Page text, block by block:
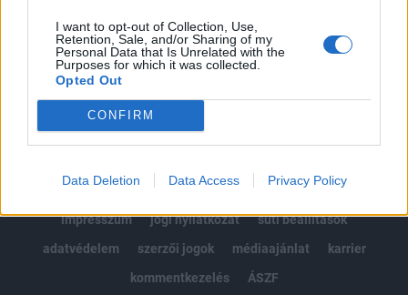
I want to opt-out of Collection, Use,
Retention, Sale, and/or Sharing of my
Personal Data that Is Unrelated with the
Purposes for which it was collected.
Opted Out
CONFIRM
Data Deletion Data Access Privacy Policy
MÁR ELŐFIZETŐNK VAGY?BEJELENTKEZÉS
impresszum
jogi nyilatkozat
süti beállítások
adatvédelem
szerzői jogok médiaajánlat
karrier
kommentkezelés
ÁSZF